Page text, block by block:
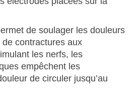
de soulager les douleurs
contractures aux
les nerfs, les
empêchent les
de circuler jusqu’au